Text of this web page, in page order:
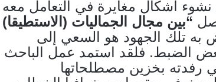
أشكال مغايرة في التعامل معه
“بين مجال الجماليات (الاستطيقا)
به تلك الجهود هو السعي إلى
الضبط. فلقد استمد عمل الباحث
رفدته بخزين مصطلحاتها